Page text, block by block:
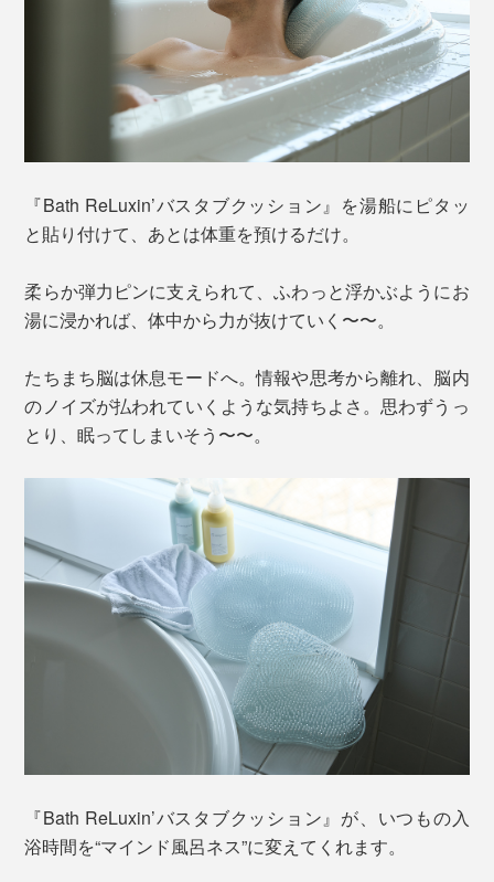
『Bath ReLuxin’バスタブクッション』を湯船にピタッ
と貼り付けて、あとは体重を預けるだけ。
柔らか弾力ピンに支えられて、ふわっと浮かぶようにお
湯に浸かれば、体中から力が抜けていく〜〜。
たちまち脳は休息モードへ。情報や思考から離れ、脳内
のノイズが払われていくような気持ちよさ。思わずうっ
とり、眠ってしまいそう〜〜。
『Bath ReLuxin’バスタブクッション』が、いつもの入
浴時間を“マインド風呂ネス”に変えてくれます。